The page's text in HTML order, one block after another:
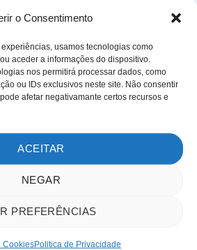
o Consentimento
usamos tecnologias como
aceder a informações do dispositivo.
nos permitirá processar dados, como
ou IDs exclusivos neste site. Não consentir
afetar negativamante certos recursos e
ACEITAR
NEGAR
PREFERÊNCIAS
CookiesPolitica de Privacidade
Visual Basic Editor” como indicado